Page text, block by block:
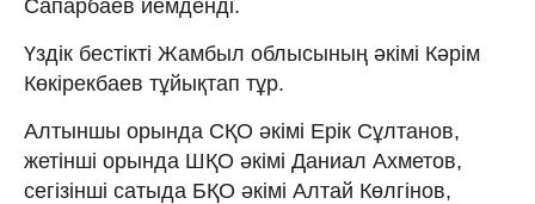
Сапарбаев иемденді.
Үздік бестікті Жамбыл облысының әкімі Кәрім
Көкірекбаев тұйықтап тұр.
Алтыншы орында СҚО әкімі Ерік Сұлтанов,
жетінші орында ШҚО әкімі Даниал Ахметов,
сегізінші сатыда БҚО әкімі Алтай Көлгінов,